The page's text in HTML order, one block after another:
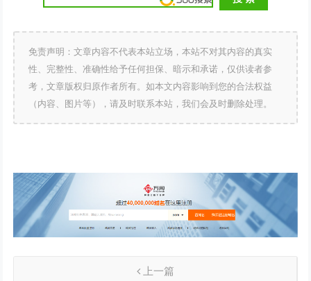
免责声明：文章内容不代表本站立场，本站不对其内容的真实
性、完整性、准确性给予任何担保、暗示和承诺，仅供读者参
考，文章版权归原作者所有。如本文内容影响到您的合法权益
（内容、图片等），请及时联系本站，我们会及时删除处理。
上一篇